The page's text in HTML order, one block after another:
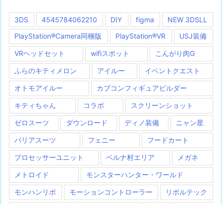
3DS 4545784062210 DIY figma
NEW 3DSLL
PlayStation®Camera同梱版
PlayStation®VR USJ装備
VRヘッドセット wifiスポット こんがり肉G
ふらのキティメロン アイルー イベントクエスト
オトモアイルー カプコンフィギュアビルダー
キティちゃん コラボ スクリーンショット
ゼロスーツ ダウンロード ディノ装備 ニャン星
バリアスーツ フェニー フードカート
プロセッサーユニット ベルナ村エリア メガネ
メトロイド モンスターハンター・ワールド
モンハンリボ モーションコントローラー リボルテック